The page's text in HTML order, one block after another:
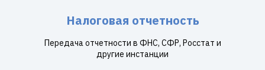
Налоговая отчетность
Передача отчетности в ФНС, СФР, Росстат и
другие инстанции